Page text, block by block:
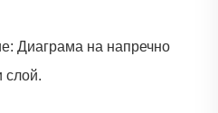
Диаграма на напречно
слой.